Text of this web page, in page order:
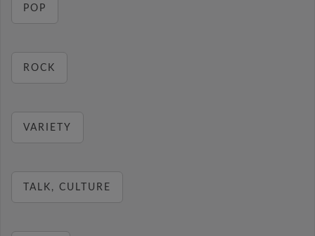
POP
ROCK
VARIETY
TALK, CULTURE